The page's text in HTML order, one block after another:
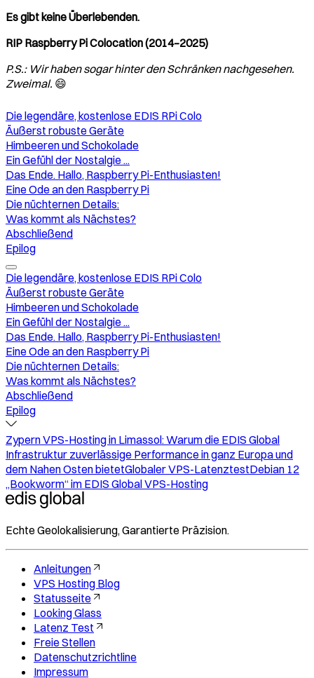
Es gibt keine Überlebenden.
RIP Raspberry Pi Colocation (2014–2025)
P.S.: Wir haben sogar hinter den Schränken nachgesehen.
Zweimal. 😄
Die legendäre, kostenlose EDIS RPi Colo
Äußerst robuste Geräte
Himbeeren und Schokolade
Ein Gefühl der Nostalgie ...
Das Ende. Hallo, Raspberry Pi-Enthusiasten!
Eine Ode an den Raspberry Pi
Die nüchternen Details:
Was kommt als Nächstes?
Abschließend
Epilog
Die legendäre, kostenlose EDIS RPi Colo
Äußerst robuste Geräte
Himbeeren und Schokolade
Ein Gefühl der Nostalgie ...
Das Ende. Hallo, Raspberry Pi-Enthusiasten!
Eine Ode an den Raspberry Pi
Die nüchternen Details:
Was kommt als Nächstes?
Abschließend
Epilog
Zypern VPS-Hosting in Limassol: Warum die EDIS Global
Infrastruktur zuverlässige Performance in ganz Europa und
dem Nahen Osten bietetGlobaler VPS-LatenztestDebian 12
„Bookworm“ im EDIS Global VPS-Hosting
Echte Geolokalisierung, Garantierte Präzision.
Anleitungen
VPS Hosting Blog
Statusseite
Looking Glass
Latenz Test
Freie Stellen
Datenschutzrichtline
Impressum